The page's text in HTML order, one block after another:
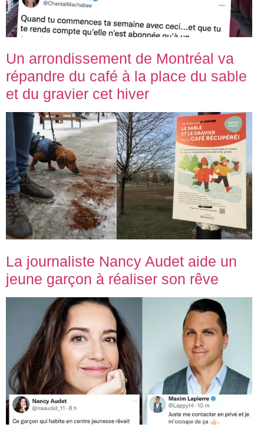
Un arrondissement de Montréal va
répandre du café à la place du sable
et du gravier cet hiver
La journaliste Nancy Audet aide un
jeune garçon à réaliser son rêve